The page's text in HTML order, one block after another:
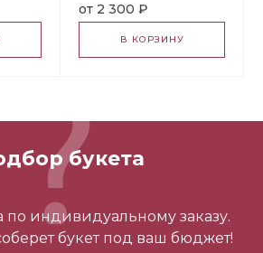
2 300 ₽
В КОРЗИНУ
букета
по индивидуальному заказу.
букет под ваш бюджет!